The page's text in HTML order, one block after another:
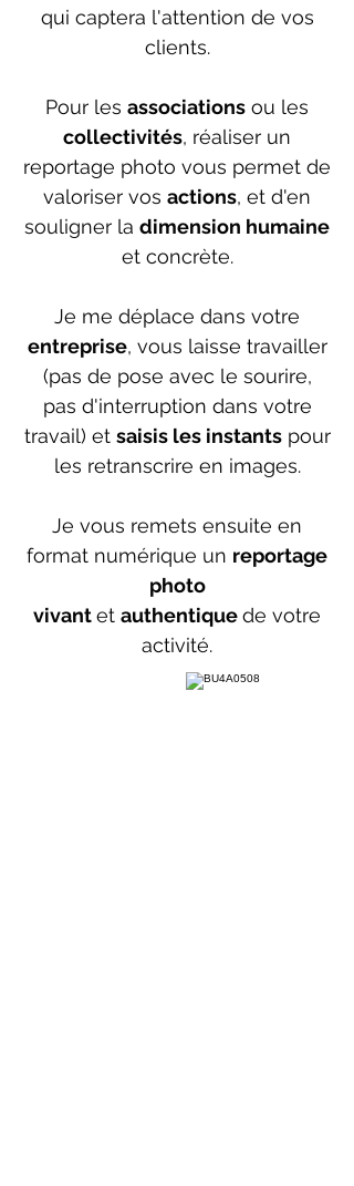
qui captera l'attention de vos
clients.
Pour les associations ou les
collectivités, réaliser un
reportage photo vous permet de
valoriser vos actions, et d'en
souligner la dimension humaine
et concrète.
Je me déplace dans votre
entreprise, vous laisse travailler
(pas de pose avec le sourire,
pas d'interruption dans votre
travail) et saisis les instantspour
les retranscrire en images.
Je vous remets ensuite en
format numérique un reportage
photo
vivantet authentiquede votre
activité.